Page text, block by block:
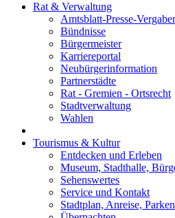
Rat & Verwaltung
Amtsblatt-Presse-
Bündnisse
Bürgermeister
Karriereportal
Neubürgerinformation
Partnerstädte
Rat - Gremien - Ortsrecht
Stadtverwaltung
Wahlen
Tourismus & Kultur
Entdecken und Erleben
Museum, Stadthalle,
Sehenswertes
Service und Kontakt
Stadtplan, Anreise, Parken